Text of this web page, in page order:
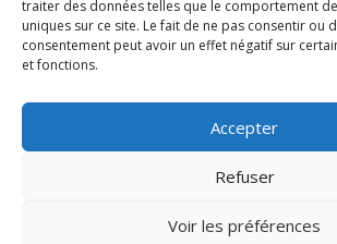
traiter des données telles que le comportement
uniques sur ce site. Le fait de ne pas consentir ou
consentement peut avoir un effet négatif sur
et fonctions.
Accepter
Refuser
Voir les préférences
concerts, de films,
séries ou des billets
d'humeur :
net